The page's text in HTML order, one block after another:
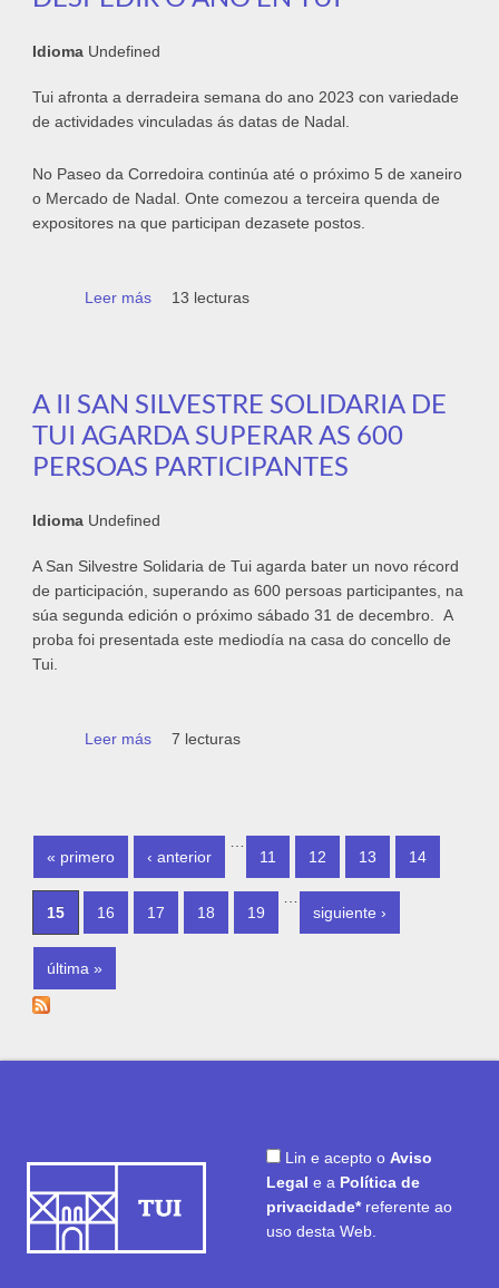
Idioma Undefined
Tui afronta a derradeira semana do ano 2023 con variedade
de actividades vinculadas ás datas de Nadal.
No Paseo da Corredoira continúa até o próximo 5 de xaneiro
o Mercado de Nadal. Onte comezou a terceira quenda de
expositores na que participan dezasete postos.
Leer más sobre Mercado de Nadal, Inchables, música
13 lecturas
A II SAN SILVESTRE SOLIDARIA DE
TUI AGARDA SUPERAR AS 600
PERSOAS PARTICIPANTES
Idioma Undefined
A San Silvestre Solidaria de Tui agarda bater un novo récord
de participación, superando as 600 persoas participantes, na
súa segunda edición o próximo sábado 31 de decembro. A
proba foi presentada este mediodía na casa do concello de
Tui.
Leer más sobre A II San Silvestre Solidaria de Tui
7 lecturas
PÁGINAS
« primero ‹ anterior
11
12 13 14
15 16 17 18 19
siguiente ›
última »
Lin e acepto o Aviso
Legal e a Política de
privacidade* referente ao
uso desta Web.